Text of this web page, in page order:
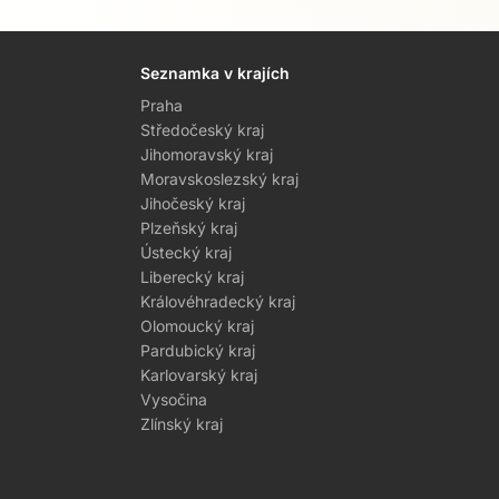
Seznamka v krajích
Praha
Středočeský kraj
Jihomoravský kraj
Moravskoslezský kraj
Jihočeský kraj
Plzeňský kraj
Ústecký kraj
Liberecký kraj
Královéhradecký kraj
Olomoucký kraj
Pardubický kraj
Karlovarský kraj
Vysočina
Zlínský kraj